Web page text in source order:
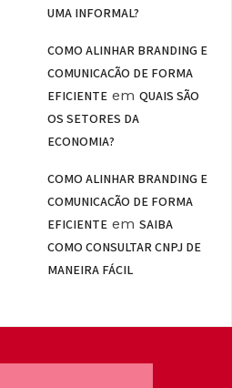
UMA INFORMAL?
COMO ALINHAR BRANDING E
COMUNICAÇÃO DE FORMA
EFICIENTE emQUAIS SÃO
OS SETORES DA
ECONOMIA?
COMO ALINHAR BRANDING E
COMUNICAÇÃO DE FORMA
EFICIENTE emSAIBA
COMO CONSULTAR CNPJ DE
MANEIRA FÁCIL